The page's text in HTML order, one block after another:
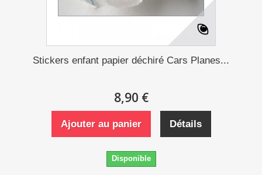
Stickers enfant papier déchiré Cars Planes...
8,90 €
Ajouter au panier Détails
Disponible